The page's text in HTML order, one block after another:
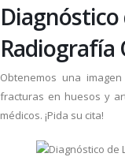
Diagnóstico
Radiografía
Obtenemos una
fracturas en huesos y
médicos. ¡Pida su cita!